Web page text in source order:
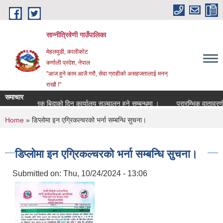
Skip to main content
सान्नीत्रिवेणी गाउँपालिका
मेहलमुडी, कालीकोट
कर्णाली प्रदेश, नेपाल
"आज हुने काम आजै गरौ, सेवा ग्राहीको असहजतालाई मनन्
राखौ !"
समाचार
सार्वजनुक बिदाको दिन कार्यालय सञ्चालन हुने सम्बन्धमा ।
प्रारम्भिक
You are here
Home » डिप्लोमा इन एग्रिकल्चरको भर्ना सम्बन्धि सुचना।
डिप्लोमा इन एग्रिकल्चरको भर्ना सम्बन्धि सुचना।
Submitted on: Thu, 10/24/2024 - 13:06